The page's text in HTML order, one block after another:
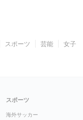
スポーツ 芸能 女子
スポーツ
海外サッカー